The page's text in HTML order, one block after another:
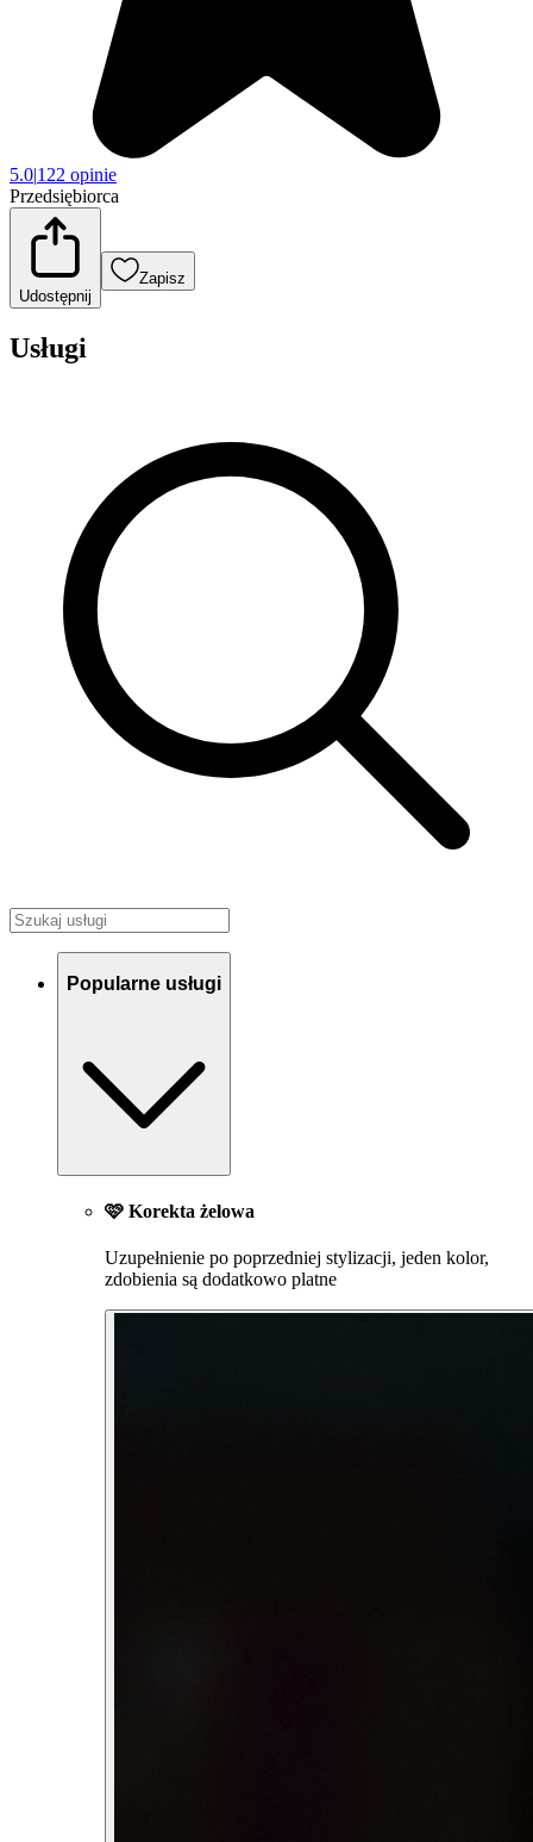
5.0|122 opinie
Przedsiębiorca
Udostępnij
Zapisz
Usługi
Popularne usługi
🩷 Korekta żelowa
Uzupełnienie po poprzedniej stylizacji, jeden kolor,
zdobienia są dodatkowo platne